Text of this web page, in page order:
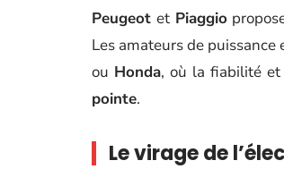
Peugeot et Piaggio
Les amateurs de
ou Honda, où la fiabilité
pointe.
Le virage de